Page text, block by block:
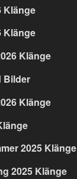
Klänge
Klänge
Klänge
Bilder
Klänge
2025 Klänge
2025 Klänge